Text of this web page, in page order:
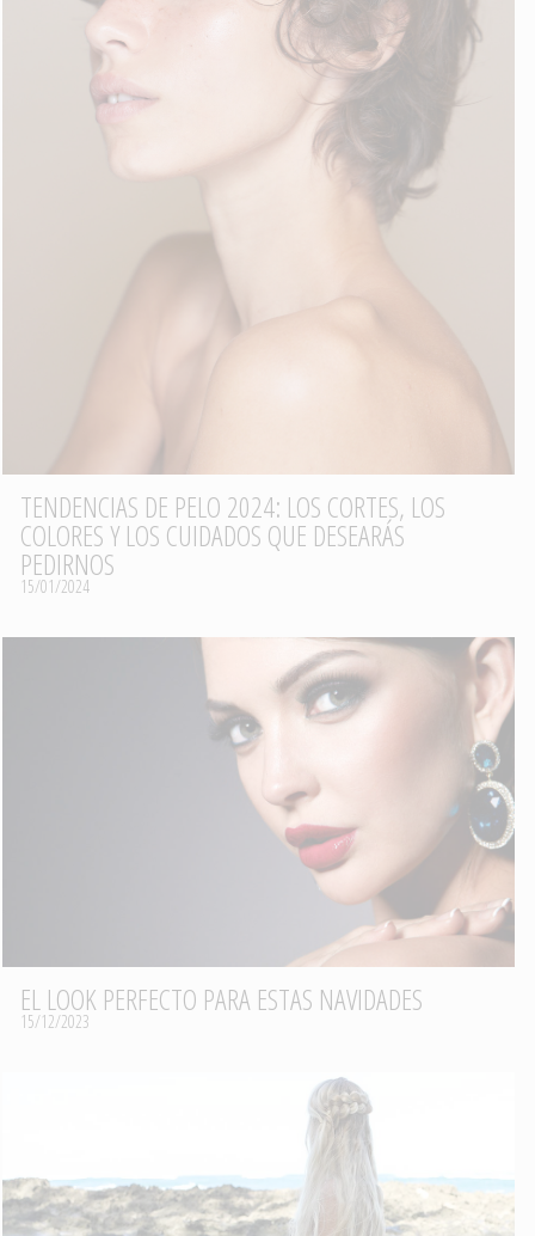
TENDENCIAS DE PELO 2024: LOS CORTES, LOS
COLORES Y LOS CUIDADOS QUE DESEARÁS
PEDIRNOS
15/01/2024
EL LOOK PERFECTO PARA ESTAS NAVIDADES
15/12/2023